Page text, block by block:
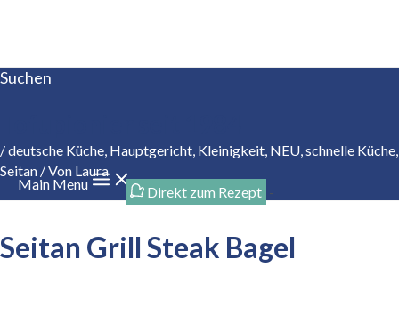
Suchen
Main Menu
/deutsche Küche, Hauptgericht, Kleinigkeit, NEU,schnelle Küche,
Seitan / Von Laura
Direkt zum Rezept -
Seitan Grill Steak Bagel